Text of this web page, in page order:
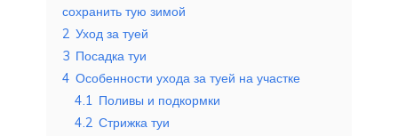
сохранить тую зимой
2 Уход за туей
3 Посадка туи
4 Особенности ухода за туей на участке
4.1 Поливы и подкормки
4.2 Стрижка туи